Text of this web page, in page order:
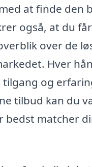
at finde den
også, at du
over de
Hver
tilgang og
tilbud kan du
bedst matcher